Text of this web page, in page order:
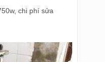
chi phí sửa